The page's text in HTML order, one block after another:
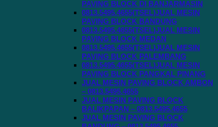
PAVING BLOCK DI BANJARMASIN
0813.5495.4655(TSEL)JUAL MESIN
PAVING BLOCK BANDUNG
0813.5495.4655(TSEL)JUAL MESIN
PAVING BLOCK MEDAN
0813.5495.4655(TSEL)JUAL MESIN
PAVING BLOCK PALEMBANG
0813.5495.4655(TSEL)JUAL MESIN
PAVING BLOCK PANGKAL PINANG
JUAL MESIN PAVING BLOCK AMBON
– 0813.5495.4655
JUAL MESIN PAVING BLOCK
BALIKPAPAN – 0813.5495.4655
JUAL MESIN PAVING BLOCK